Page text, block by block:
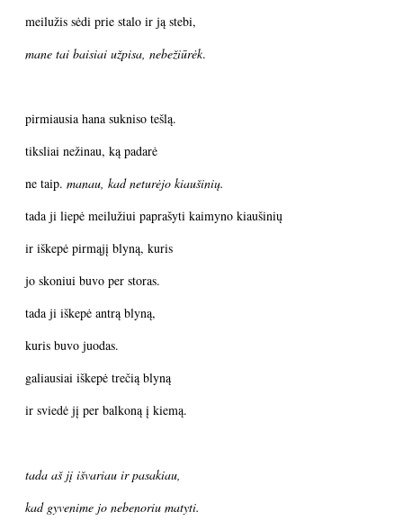
meilužis sėdi prie stalo ir ją stebi,
mane tai baisiai užpisa, nebežiūrėk.
pirmiausia hana sukniso tešlą.
tiksliai nežinau, ką padarė
ne taip. manau, kad neturėjo kiaušinių.
tada ji liepė meilužiui paprašyti kaimyno kiaušinių
ir iškepė pirmąjį blyną, kuris
jo skoniui buvo per storas.
tada ji iškepė antrą blyną,
kuris buvo juodas.
galiausiai iškepė trečią blyną
ir sviedė jį per balkoną į kiemą.
tada aš jį išvariau ir pasakiau,
kad gyvenime jo nebenoriu matyti.